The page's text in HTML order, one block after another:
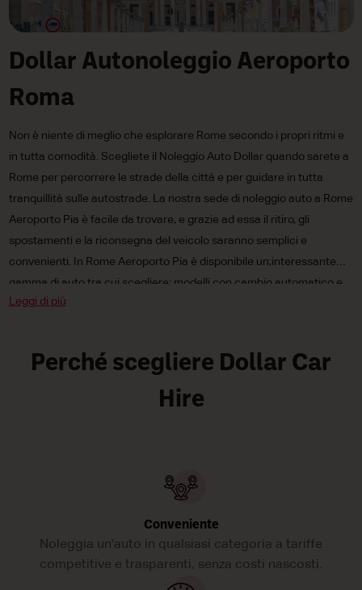
Dollar Autonoleggio Aeroporto
Roma
Non è niente di meglio che esplorare Rome secondo i propri ritmi e
in tutta comodità. Scegliete il Noleggio Auto Dollar quando sarete a
Rome per percorrere le strade della città e per guidare in tutta
tranquillità sulle autostrade. La nostra sede di noleggio auto a Rome
Aeroporto Pia è facile da trovare, e grazie ad essa il ritiro, gli
spostamenti e la riconsegna del veicolo saranno semplici e
convenienti. In Rome Aeroporto Pia è disponibile un;interessante
gamma di auto tra cui scegliere: modelli con cambio automatico e
manuale, auto mini, compatte e di media cilindrata e persino vetture
Leggi di più
Perché scegliere Dollar Car
Hire
Conveniente
Noleggia un'auto in qualsiasi categoria a tariffe
competitive e trasparenti, senza costi nascosti.